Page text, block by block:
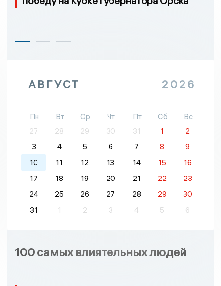
АВГУСТ 2026
Пн Вт Ср Чт Пт Сб
Вс
27
28 29 30 31 1
2
3
4 5 6 7 8
9
10
11 12 13 14 15
16
17
18 19 20 21 22
23
24
25 26 27 28 29
30
31
1 2 3 4 5 6
100 самых влиятельных людей